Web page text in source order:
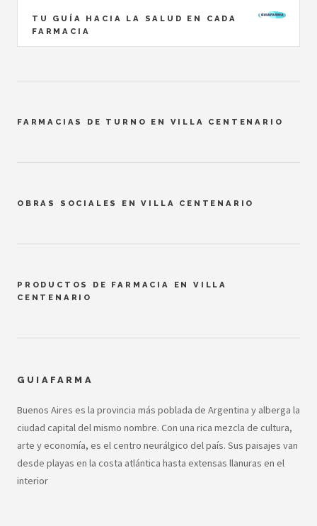
TU GUÍA HACIA LA SALUD EN CADA
FARMACIA
FARMACIAS DE TURNO EN VILLA CENTENARIO
OBRAS SOCIALES EN VILLA CENTENARIO
PRODUCTOS DE FARMACIA EN VILLA
CENTENARIO
GUIAFARMA
Buenos Aires es la provincia más poblada de Argentina y alberga la
ciudad capital del mismo nombre. Con una rica mezcla de cultura,
arte y economía, es el centro neurálgico del país. Sus paisajes van
desde playas en la costa atlántica hasta extensas llanuras en el
interior